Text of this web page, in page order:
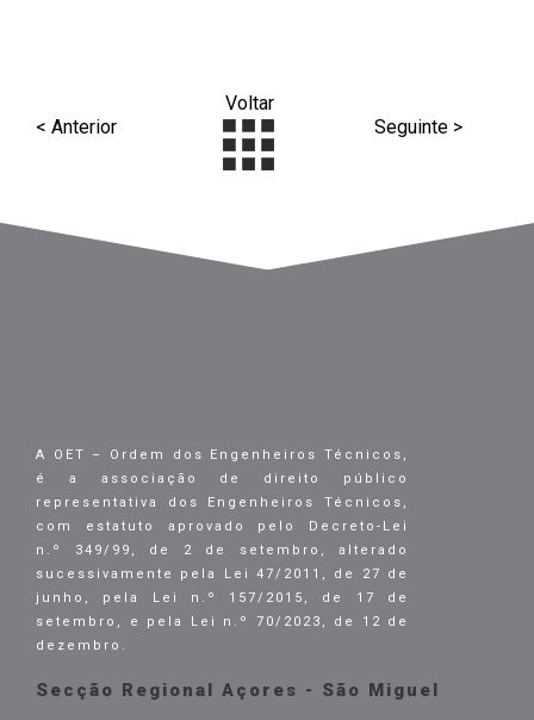
< Anterior
Voltar
Seguinte >
A OET – Ordem dos Engenheiros Técnicos,
é a associação de direito público
representativa dos Engenheiros Técnicos,
com estatuto aprovado pelo Decreto-Lei
n.º 349/99, de 2 de setembro, alterado
sucessivamente pela Lei 47/2011, de 27 de
junho, pela Lei n.º 157/2015, de 17 de
setembro, e pela Lei n.º 70/2023, de 12 de
dezembro.
Secção Regional Açores - São Miguel